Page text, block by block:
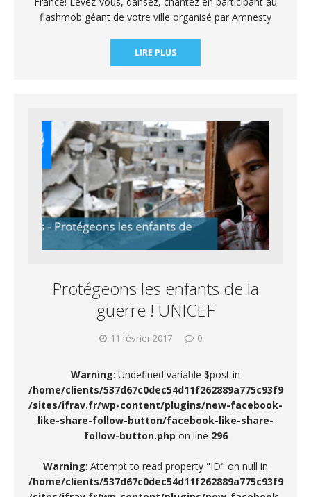
flashmob géant de votre ville organisé par Amnesty
LIRE PLUS
Protégeons les enfants de la
guerre ! UNICEF
11 février 2017 0
Warning: Undefined variable $post in
/home/clients/537d67c0dec54d11f262889a775c93f9
/sites/ifrav.fr/wp-content/plugins/new-facebook-
like-share-follow-button/facebook-like-share-
follow-button.php on line 296
Warning: Attempt to read property "ID" on null in
/home/clients/537d67c0dec54d11f262889a775c93f9